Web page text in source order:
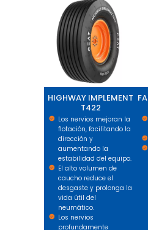
HIGHWAY IMPLEMENT
T422
Los nervios mejoran la
flotación, facilitando la
dirección y
aumentando la
estabilidad del equipo.
El alto volumen de
caucho reduce el
desgaste y prolonga la
vida útil del
neumático.
Los nervios
profundamente